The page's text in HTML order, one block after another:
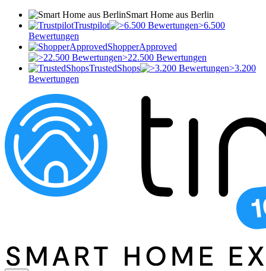
Smart Home aus Berlin
Trustpilot
>6.500
Bewertungen
ShopperApproved
>22.500 Bewertungen
TrustedShops
>3.200
Bewertungen